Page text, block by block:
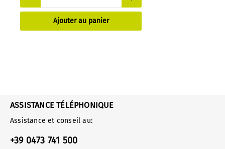
Ajouter au panier
ASSISTANCE TÉLÉPHONIQUE
Assistance et conseil au:
+39 0473 741 500